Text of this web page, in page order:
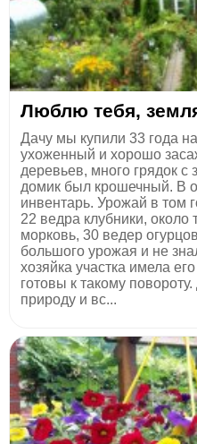
Люблю тебя,
Дачу мы купили 33 года
ухоженный и хорошо
деревьев, много грядок
домик был крошечный. В
инвентарь. Урожай в том
22 ведра клубники, около
морковь, 30 ведер
большого урожая и не
хозяйка участка имела
готовы к такому
природу и вс...